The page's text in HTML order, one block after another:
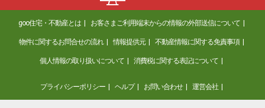
goo住宅・不動産とは お客さまご利用端末からの情報の外部送信について
物件に関するお問合せの流れ 情報提供元 不動産情報に関する免責事項
個人情報の取り扱いについて 消費税に関する表記について
プライバシーポリシー ヘルプ お問い合わせ 運営会社